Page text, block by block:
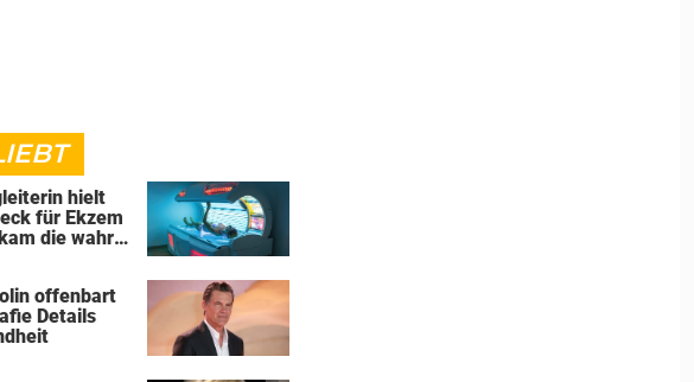
hielt
für Ekzem
die wahre
offenbart
Details